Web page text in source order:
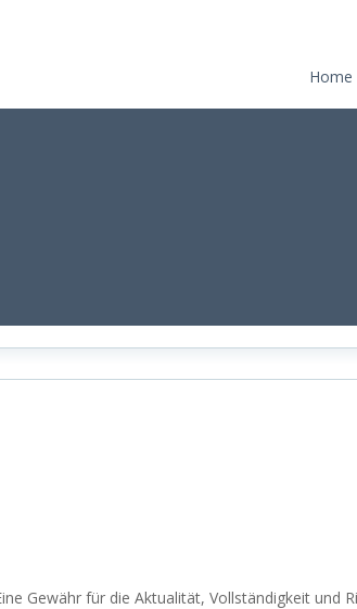
Home
Gewähr für die Aktualität, Vollständigkeit und